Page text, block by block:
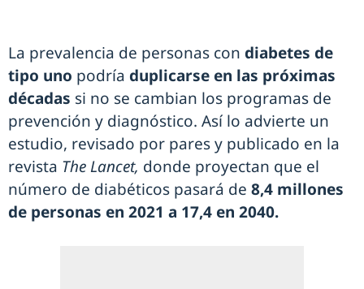
La prevalencia de personas con diabetes de
tipo uno podría duplicarse en las próximas
décadas si no se cambian los programas de
prevención y diagnóstico. Así lo advierte un
estudio, revisado por pares y publicado en la
revista The Lancet, donde proyectan que el
número de diabéticos pasará de 8,4 millones
de personas en 2021 a 17,4 en 2040.